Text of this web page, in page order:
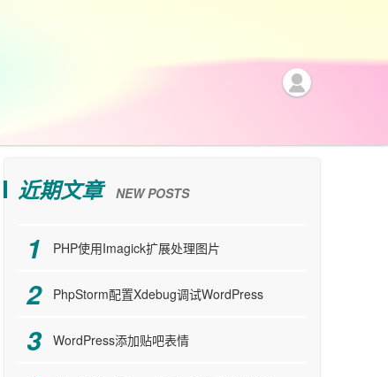
近期文章 NEW POSTS
PHP使用Imagick扩展处理图片
PhpStorm配置Xdebug调试WordPress
WordPress添加贴吧表情